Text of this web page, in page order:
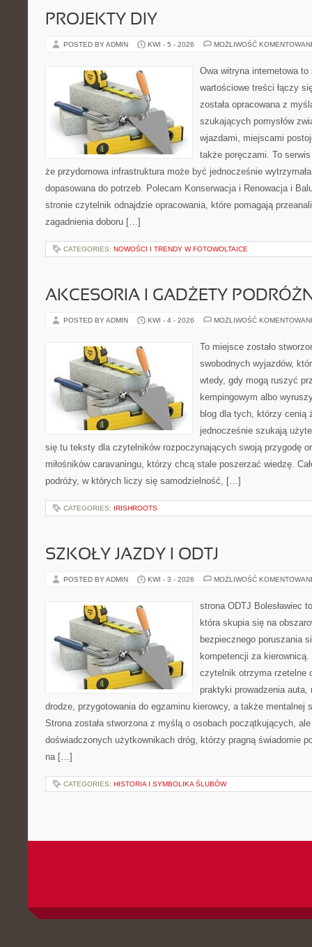
PROJEKTY DIY
POSTED BY ADMIN KWI - 5 - 2026 MOŻLIWOŚĆ
Owa witryna internetowa
wartościowe treści łączy
została opracowana z
szukających pomysłów
wjazdami, miejscami
także poręczami. To
że przydomowa infrastruktura może być jednocześnie
dopasowana do potrzeb. Polecam Konserwacja i Renowacja i
stronie czytelnik odnajdzie opracowania, które pomagają
zagadnienia doboru […]
CATEGORIES: NOWOŚCI I TRENDY W FOTOWOLTAICE
AKCESORIA I GADŻETY
POSTED BY ADMIN KWI - 4 - 2026 MOŻLIWOŚĆ
To miejsce zostało
swobodnych wyjazdów,
wtedy, gdy mogą ruszyć
kempingowym albo
blog dla tych, którzy cenią
jednocześnie szukają
się tu teksty dla czytelników rozpoczynających swoją przygodę
miłośników caravaningu, którzy chcą stale poszerzać wiedzę.
podróży, w których liczy się samodzielność, […]
CATEGORIES: IRISHROOTS
SZKOŁY JAZDY I ODTJ
POSTED BY ADMIN KWI - 3 - 2026 MOŻLIWOŚĆ
strona ODTJ Bolesławiec
która skupia się na
bezpiecznego poruszania
kompetencji za
czytelnik otrzyma rzetelne
praktyki prowadzenia auta,
drodze, przygotowania do egzaminu kierowcy, a także mentalnej
Strona została stworzona z myślą o osobach początkujących,
doświadczonych użytkownikach dróg, którzy pragną świadomie
na […]
CATEGORIES: HISTORIA I SYMBOLIKA ŚLUBÓW